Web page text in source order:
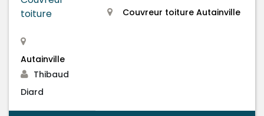
toiture
Autainville
Thibaud
Diard
Couvreur toiture Autainville